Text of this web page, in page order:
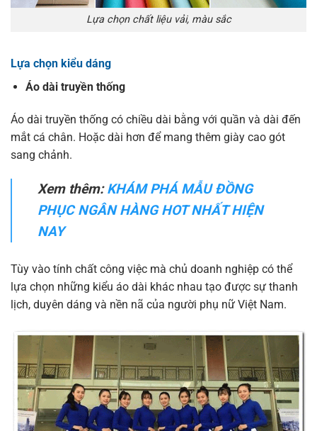
Lựa chọn chất liệu vải, màu sắc
Lựa chọn kiểu dáng
Áo dài truyền thống
Áo dài truyền thống có chiều dài bằng với quần và dài đến
mắt cá chân. Hoặc dài hơn để mang thêm giày cao gót
sang chảnh.
Xem thêm:KHÁM PHÁ MẪU ĐỒNG
PHỤC NGÂN HÀNG HOT NHẤT HIỆN
NAY
Tùy vào tính chất công việc mà chủ doanh nghiệp có thể
lựa chọn những kiểu áo dài khác nhau tạo được sự thanh
lịch, duyên dáng và nền nã của người phụ nữ Việt Nam.